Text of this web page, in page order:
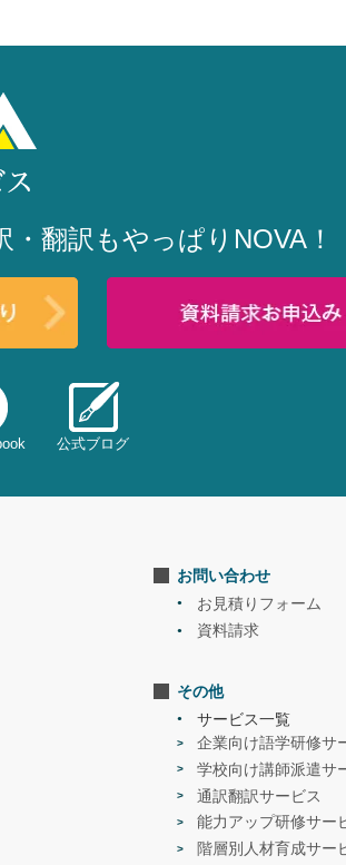
・翻訳もやっぱりNOVA！
公式ブログ
お問い合わせ
お見積りフォーム
資料請求
その他
サービス一覧
企業向け語学研修サ
学校向け講師派遣サ
通訳翻訳サービス
能力アップ研修サー
階層別人材育成サー